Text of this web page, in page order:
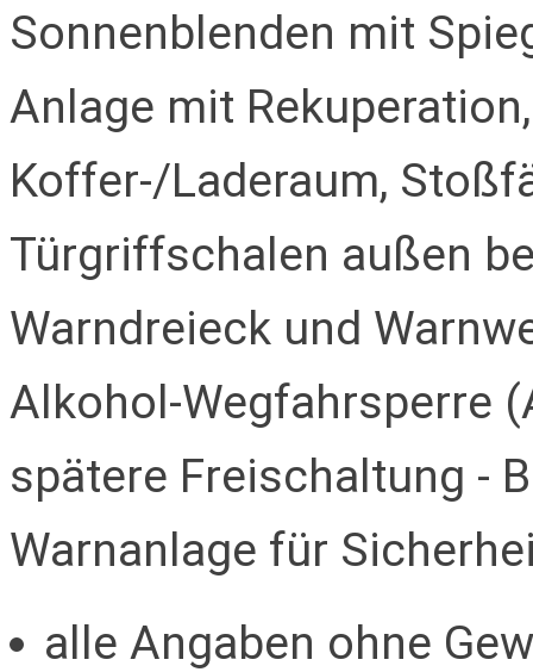
Sonnenblenden mit
Anlage mit
Koffer-/Laderaum,
Türgriffschalen außen
Warndreieck und
Alkohol-Wegfahrsperre
spätere Freischaltung -
Warnanlage für
alle Angaben ohne